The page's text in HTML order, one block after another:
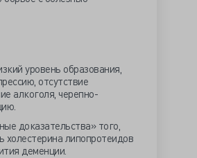
уровень образования,
отсутствие
алкоголя, черепно-
доказательства» того,
липопротеидов
деменции.